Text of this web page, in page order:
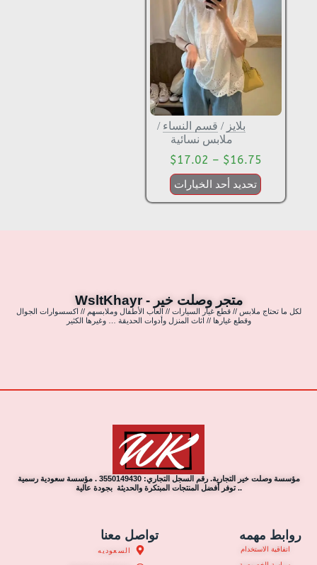
بلايز / قسم النساء /
ملابس نسائية
$16.75
–
$17.02
تحديد أحد الخيارات
متجر وصلت خير - WsltKhayr
لكل ما تحتاج ملابس // قطع غيار السيارات // العاب الأطفال وملابسهم // اكسسوارات الجوال
وقطع غيارها // اثاث المنزل وأدوات الحديقة … وغيرها الكثير
مؤسسة وصلت خير التجارية. رقم السجل التجاري: 3550149430 . مؤسسة سعودية رسمية
.. توفر أفضل المنتجات المبتكرة والحديثة بجودة عالية
روابط مهمه
اتفاقية الاستخدام
تواصل معنا
السعوديه